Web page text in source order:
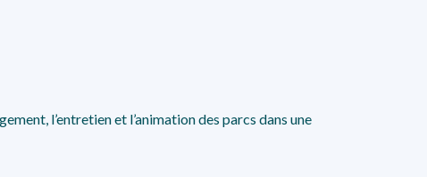
l’entretien et l’animation des parcs dans une